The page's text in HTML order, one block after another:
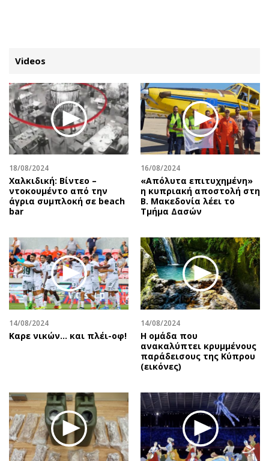
ΚΑΤΗΓΟΡΙΕΣ ΣΥΝΔΕΣΗ
Κύπρος
Παιδεία
Υγεία
Πολιτική
Βουλευτικές 2026
Εκλογές 2024
Δημοσκοπήσεις
Διπλωματία
Αθλητισμός
Κύπρος
Διεθνή
Real Estate
Επιχειρήσεις
Αγορές
Money Review
Απόψεις
Αρθρογραφία
The Hill
Υγεία
Αγγελίες
Ενοικιάζονται
Ζητούν εργασία
Θέσεις εργασίας
Geek
Νέα
Social
Αυτοκίνηση
Αφιερώματα
Οικονομία
Γενικά
Αναδρομές
Πρόσωπα
Videos
18/08/2024
Χαλκιδική: Βίντεο –
ντοκουμέντο από την
άγρια συμπλοκή σε beach
bar
16/08/2024
«Απόλυτα επιτυχημένη»
η κυπριακή αποστολή στη
Β. Μακεδονία λέει το
Τμήμα Δασών
14/08/2024
Καρε νικών... και πλέι-οφ!
14/08/2024
Η ομάδα που
ανακαλύπτει κρυμμένους
παράδεισους της Κύπρου
(εικόνες)